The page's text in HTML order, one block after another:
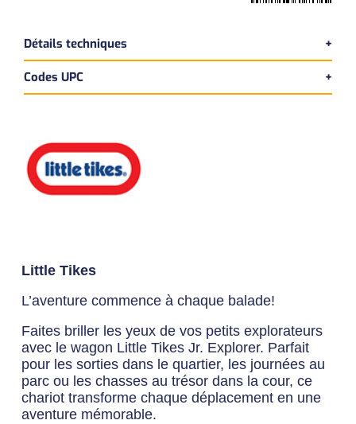
Détails techniques
Version bilingue
Largeur:
Hauteur:
Poids:
Codes UPC
Little Tikes
L’aventure commence à chaque balade!
Faites briller les yeux de vos petits explorateurs
avec le wagon Little Tikes Jr. Explorer. Parfait
pour les sorties dans le quartier, les journées au
parc ou les chasses au trésor dans la cour, ce
chariot transforme chaque déplacement en une
aventure mémorable.